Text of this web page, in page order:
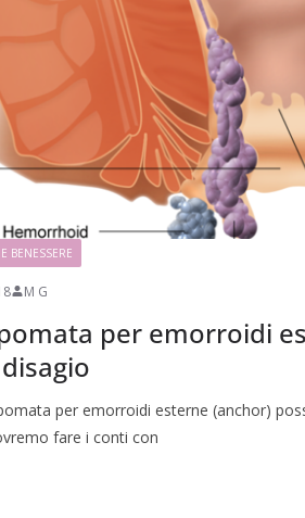
BENESSERE
M G
per emorroidi
per emorroidi esterne (anchor)
fare i conti con